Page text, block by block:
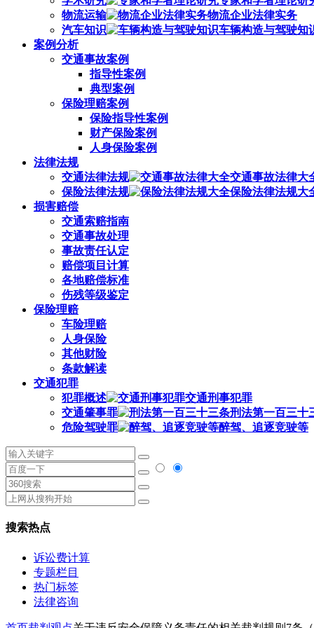
物流运输
物流企业法律实务
汽车知识
车辆构造与驾驶知
案例分析
交通事故案例
指导性案例
典型案例
保险理赔案例
保险指导性案例
财产保险案例
人身保险案例
法律法规
交通法律法规
交通事故法律大
保险法律法规
保险法律法规大
损害赔偿
交通索赔指南
交通事故处理
事故责任认定
赔偿项目计算
各地赔偿标准
伤残等级鉴定
保险理赔
车险理赔
人身保险
其他财险
条款解读
交通犯罪
犯罪概述
交通刑事犯罪
交通肇事罪
刑法第一百三十
危险驾驶罪
醉驾、追逐竞驶等
搜索热点
诉讼费计算
专题栏目
热门标签
法律咨询